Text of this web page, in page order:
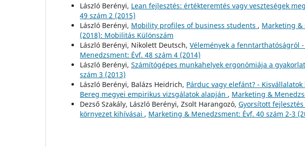
László Berényi, Lean fejlesztés: értékteremtés vagy veszteségek
49 szám 2 (2015)
László Berényi, Mobility profiles of business students , Marketing &
(2018): Mobilitás Különszám
László Berényi, Nikolett Deutsch, Vélemények a fenntarthatóságról
Menedzsment: Évf. 48 szám 4 (2014)
László Berényi, Számítógépes munkahelyek ergonómiája a
szám 3 (2013)
László Berényi, Balázs Heidrich, Párduc vagy elefánt? -
Bereg megyei empirikus vizsgálatok alapján , Marketing &
Dezső Szakály, László Berényi, Zsolt Harangozó, Gyorsított
környezet kihívásai , Marketing & Menedzsment: Évf. 40 szám 2-3